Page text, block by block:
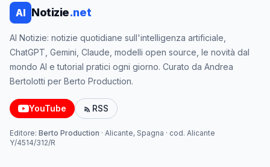
AI Notizie.net
AI Notizie: notizie quotidiane sull'intelligenza artificiale,
ChatGPT, Gemini, Claude, modelli open source, le novità dal
mondo AI e tutorial pratici ogni giorno. Curato da Andrea
Bertolotti per Berto Production.
YouTube RSS
Editore: Berto Production · Alicante, Spagna · cod. Alicante
Y/4514/312/R